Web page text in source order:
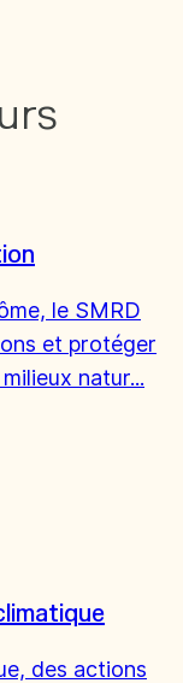
le SMRD
et protéger
natur...
des actions